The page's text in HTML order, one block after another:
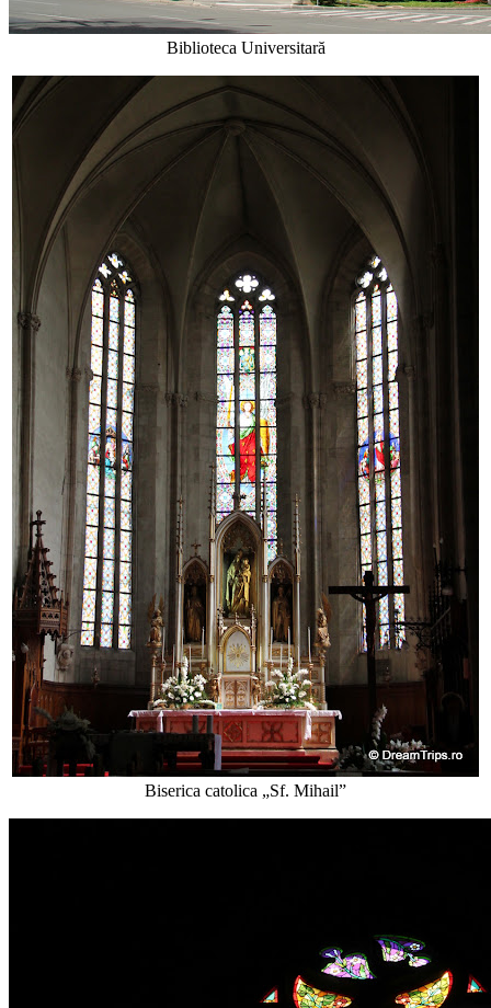
Biblioteca Universitară
Biserica catolica „Sf. Mihail”